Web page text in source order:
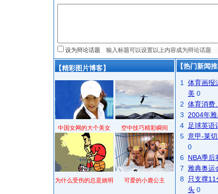
设为辩论话题
【精彩图片博客】
中国女网的大个美女 空中技巧精彩瞬间
为什么受伤的总是姚明 可爱的小鹿公主
【热门新闻
1
体育画报
美 0
2 体育消费
3
2004年
4
足球英语
5 意甲-莱
0
6 NBA季后
7
雅典奥运
8
只支撑
头 0